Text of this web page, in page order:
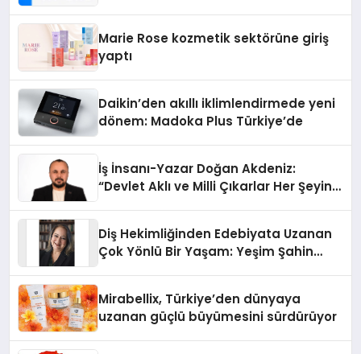
Marie Rose kozmetik sektörüne giriş
yaptı
Daikin’den akıllı iklimlendirmede yeni
dönem: Madoka Plus Türkiye’de
İş İnsanı-Yazar Doğan Akdeniz:
“Devlet Aklı ve Milli Çıkarlar Her Şeyin
Diş Hekimliğinden Edebiyata Uzanan
Çok Yönlü Bir Yaşam: Yeşim Şahin
Mirabellix, Türkiye’den dünyaya
uzanan güçlü büyümesini sürdürüyor